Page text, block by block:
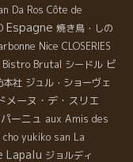
Da Ros Côte de
Espagne 焼き鳥・しの
Nice CLOSERIES
Bistro Brutal シードル ビ
本社 ジュル・ショーヴェ
メーヌ・デ・スリエ
ーニュ aux Amis des
cho yukiko san La
Lapalu ジョルディ